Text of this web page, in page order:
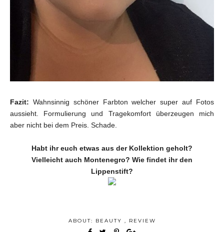
Fazit: Wahnsinnig schöner Farbton welcher super auf Fotos
aussieht. Formulierung und Tragekomfort überzeugen mich
aber nicht bei dem Preis. Schade.
Habt ihr euch etwas aus der Kollektion geholt?
Vielleicht auch Montenegro? Wie findet ihr den
Lippenstift?
ABOUT: BEAUTY , REVIEW